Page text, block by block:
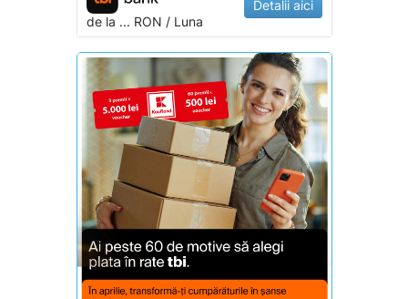
de la ... RON / Luna
Detalii aici